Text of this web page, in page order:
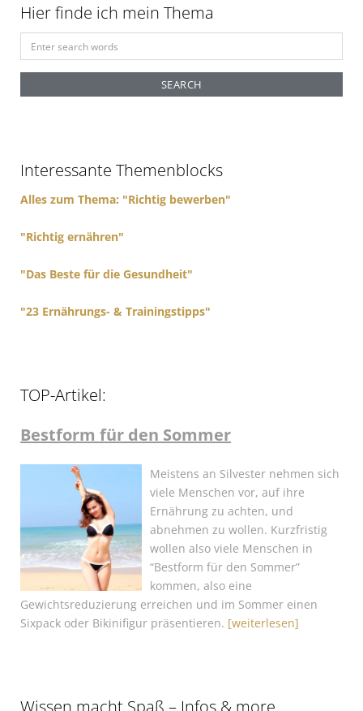
Hier finde ich mein Thema
e
r
o
Interessante Themenblocks
Alles zum Thema: "Richtig bewerben"
"Richtig ernähren"
"Das Beste für die Gesundheit"
"23 Ernährungs- & Trainingstipps"
TOP-Artikel:
Bestform für den Sommer
Meistens an Silvester nehmen sich
viele Menschen vor, auf ihre
Ernährung zu achten, und
abnehmen zu wollen. Kurzfristig
wollen also viele Menschen in
“Bestform für den Sommer”
kommen, also eine
Gewichtsreduzierung erreichen und im Sommer einen
Sixpack oder Bikinifigur präsentieren. [weiterlesen]
Wissen macht Spaß – Infos & more